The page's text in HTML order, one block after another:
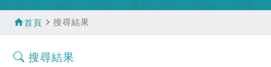
home首頁 navigate_next搜尋結果
搜尋結果